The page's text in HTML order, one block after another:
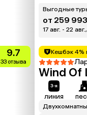
Выгодные
от 259
17 авг. - 22
9.7
33 отзыва
Кешбэк 4%
Wind Of
линия